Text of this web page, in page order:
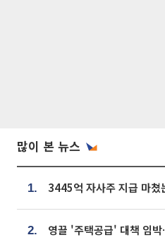
많이 본 뉴스
1.
2.